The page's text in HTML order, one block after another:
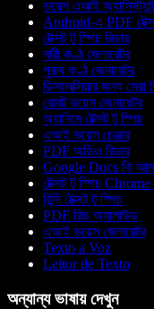
ভয়েস এআই
Android-এ PDF
টেক্সট টু স্পিচ রিডার
নারী কণ্ঠ জেনারেটর
পুরুষ কণ্ঠ জেনারেটর
ডিসলেক্সিয়ার জন্য সেরা
রোবট ভয়েস জেনারেটর
অ্যানিমে টেক্সট টু স্পিচ
এআই ভয়েস চেঞ্জার
PDF অডিও রিডার
Google Docs কি
টেক্সট টু স্পিচ Chrome
হিন্দি টেক্সট টু স্পিচ
PDF রিড অ্যালাউড
এআই ভয়েস জেনারেটর
Texto a Voz
Leitor de Texto
অন্যান্য ভাষায় দেখুন